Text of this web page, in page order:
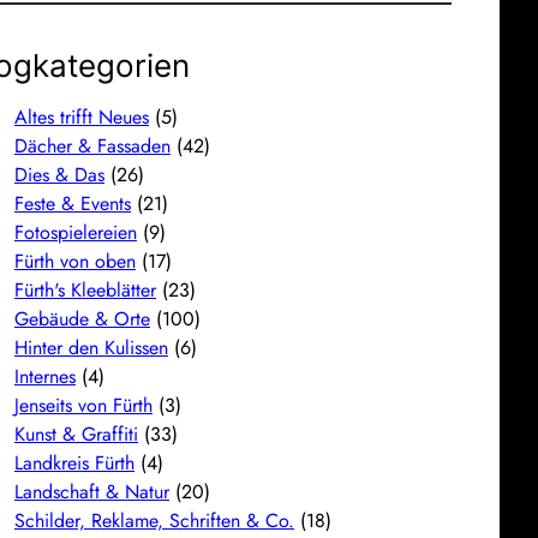
Altes trifft Neues (5)
Dächer & Fassaden (42)
Dies & Das (26)
Feste & Events (21)
Fotospielereien (9)
Fürth von oben (17)
Fürth's Kleeblätter(23)
Gebäude & Orte (100)
Hinter den Kulissen (6)
Internes (4)
Jenseits von Fürth (3)
Kunst & Graffiti (33)
Landkreis Fürth (4)
Landschaft & Natur(20)
Schilder, Reklame, Schriften & Co. (18)